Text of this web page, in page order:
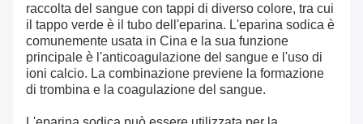
raccolta del sangue con tappi di diverso colore, tra cui
il tappo verde è il tubo dell'eparina. L'eparina sodica è
comunemente usata in Cina e la sua funzione
principale è l'anticoagulazione del sangue e l'uso di
ioni calcio. La combinazione previene la formazione
di trombina e la coagulazione del sangue.